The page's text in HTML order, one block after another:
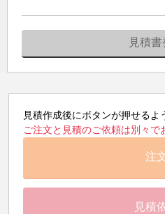
見積
見積作成後にボタンが押せるよ
ご注文と見積のご依頼は別々で
注
見積